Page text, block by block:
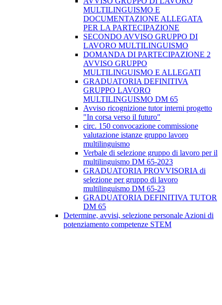
MULTILINGUISMO E
DOCUMENTAZIONE ALLEGATA
PER LA PARTECIPAZIONE
SECONDO AVVISO GRUPPO DI
LAVORO MULTILINGUISMO
DOMANDA DI PARTECIPAZIONE 2
AVVISO GRUPPO
MULTILINGUISMO E ALLEGATI
GRADUATORIA DEFINITIVA
GRUPPO LAVORO
MULTILINGUISMO DM 65
Avviso ricognizione tutor interni progetto
"In corsa verso il futuro"
circ. 150 convocazione commissione
valutazione istanze gruppo lavoro
multilinguismo
Verbale di selezione gruppo di lavoro per il
multilinguismo DM 65-2023
GRADUATORIA PROVVISORIA di
selezione per gruppo di lavoro
multilinguismo DM 65-23
GRADUATORIA DEFINITIVA TUTOR
DM 65
Determine, avvisi, selezione personale Azioni di
potenziamento competenze STEM